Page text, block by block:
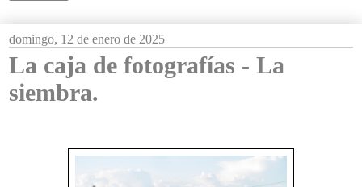
domingo, 12 de enero de 2025
La caja de fotografías - La
siembra.